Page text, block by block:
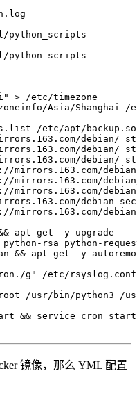
/python_scripts
python_scripts
> /etc/timezone
Asia/Shanghai /
/etc/apt/
debian/
debian/
debian/
mirrors.163.com/
mirrors.163.com/
mirrors.163.com/
debian-
mirrors.163.com/
apt-get -y upgrade
rsa python-
&& apt-get -y
g"
/etc/rsyslog.conf
/usr/bin/python3 /usr/
&& service cron
镜像，那么 YML 配置